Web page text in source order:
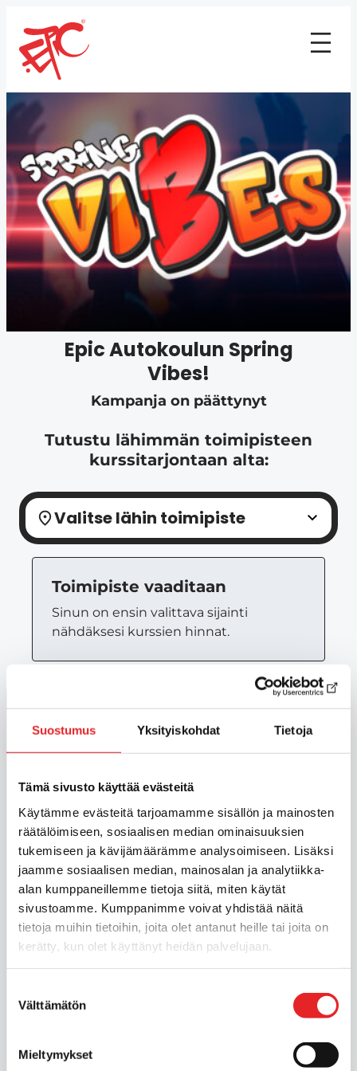
Suostumus Yksityiskohdat Tietoja
Tämä sivusto käyttää evästeitä
Käytämme evästeitä tarjoamamme sisällön ja mainosten
räätälöimiseen, sosiaalisen median ominaisuuksien
tukemiseen ja kävijämäärämme analysoimiseen. Lisäksi
jaamme sosiaalisen median, mainosalan ja analytiikka-
alan kumppaneillemme tietoja siitä, miten käytät
sivustoamme. Kumppanimme voivat yhdistää näitä
tietoja muihin tietoihin, joita olet antanut heille tai joita on
kerätty, kun olet käyttänyt heidän palvelujaan.
valinta
Välttämätön
Mieltymykset
Epic Autokoulun Spring
Vibes!
Kampanja on päättynyt
Tutustu lähimmän toimipisteen
kurssitarjontaan alta:
Valitse lähin toimipiste
Toimipiste vaaditaan
Sinun on ensin valittava sijainti
nähdäksesi kurssien hinnat.
teoriaopinnot verkossa.
E
t
s
InstagramTikTok Facebook
010 524 5400